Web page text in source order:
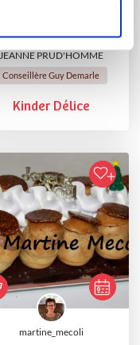
JEANNE PRUD'HOMME
Conseillère Guy Demarle
Kinder Délice
martine_mecoli